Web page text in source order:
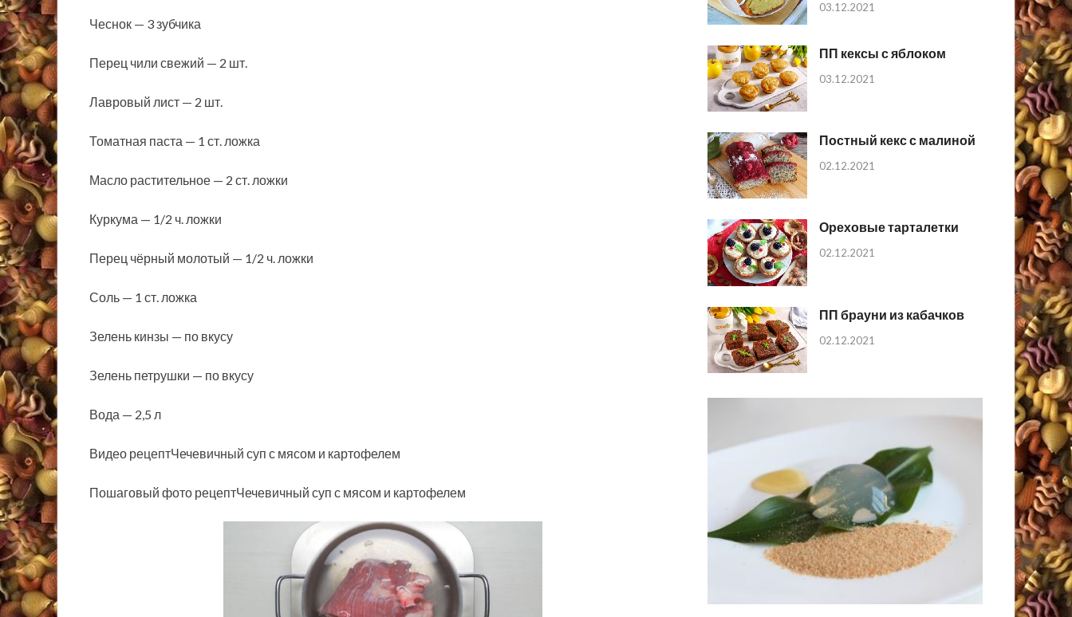
Чеснок — 3 зубчика
Перец чили свежий — 2 шт.
Лавровый лист — 2 шт.
Томатная паста — 1 ст. ложка
Масло растительное — 2 ст. ложки
Куркума — 1/2 ч. ложки
Перец чёрный молотый — 1/2 ч. ложки
Соль — 1 ст. ложка
Зелень кинзы — по вкусу
Зелень петрушки — по вкусу
Вода — 2,5 л
Видео рецептЧечевичный суп с мясом и картофелем
Пошаговый фото рецептЧечевичный суп с мясом и картофелем
03.12.2021
ПП кексы с яблоком
03.12.2021
Постный кекс с малиной
02.12.2021
Ореховые тарталетки
02.12.2021
ПП брауни из кабачков
02.12.2021